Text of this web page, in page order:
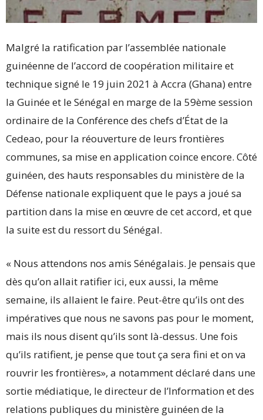
Malgré la ratification par l’assemblée nationale
guinéenne de l’accord de coopération militaire et
technique signé le 19 juin 2021 à Accra (Ghana) entre
la Guinée et le Sénégal en marge de la 59ème session
ordinaire de la Conférence des chefs d’État de la
Cedeao, pour la réouverture de leurs frontières
communes, sa mise en application coince encore. Côté
guinéen, des hauts responsables du ministère de la
Défense nationale expliquent que le pays a joué sa
partition dans la mise en œuvre de cet accord, et que
la suite est du ressort du Sénégal.
« Nous attendons nos amis Sénégalais. Je pensais que
dès qu’on allait ratifier ici, eux aussi, la même
semaine, ils allaient le faire. Peut-être qu’ils ont des
impératives que nous ne savons pas pour le moment,
mais ils nous disent qu’ils sont là-dessus. Une fois
qu’ils ratifient, je pense que tout ça sera fini et on va
rouvrir les frontières», a notamment déclaré dans une
sortie médiatique, le directeur de l’Information et des
relations publiques du ministère guinéen de la